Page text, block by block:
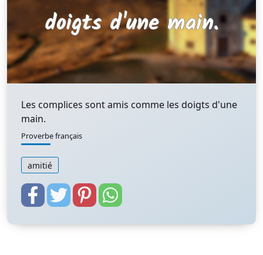
Les complices sont amis comme les doigts d'une
main.
Proverbe français
amitié